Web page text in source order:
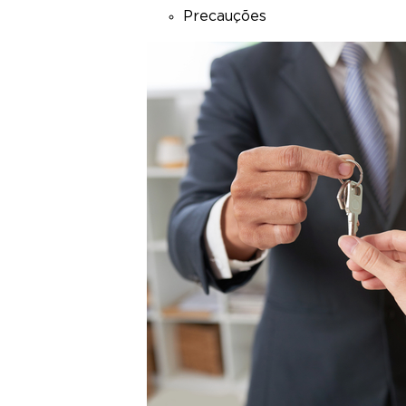
Precauções